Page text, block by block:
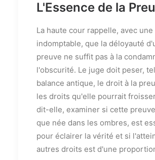
L'Essence de la
La haute cour rappelle, avec
indomptable, que la déloyauté
preuve ne suffit pas à la
l'obscurité. Le juge doit peser,
balance antique, le droit à la
les droits qu'elle pourrait
dit-elle, examiner si cette
que née dans les ombres, est
pour éclairer la vérité et si
autres droits est d'une